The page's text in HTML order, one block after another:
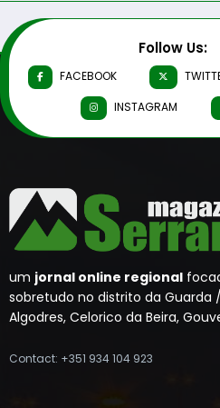
Follow Us:
FACEBOOK
INSTAGRAM
um jornal online regional
sobretudo no distrito da Guarda
Algodres, Celorico da Beira,
Contact: +351 934 104 923